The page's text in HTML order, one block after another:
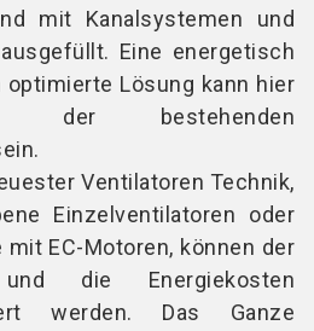
mit Kanalsystemen und
Eine energetisch
Lösung kann hier
der bestehenden
Ventilatoren Technik,
Einzelventilatoren oder
mit EC-Motoren, können der
und die Energiekosten
werden. Das Ganze